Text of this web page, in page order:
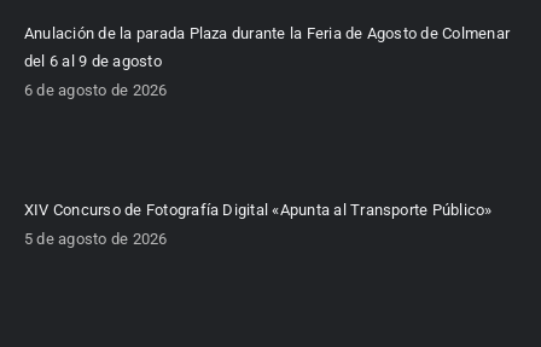
Anulación de la parada Plaza durante la Feria de Agosto de Colmenar
del 6 al 9 de agosto
6 de agosto de 2026
XIV Concurso de Fotografía Digital «Apunta al Transporte Público»
5 de agosto de 2026